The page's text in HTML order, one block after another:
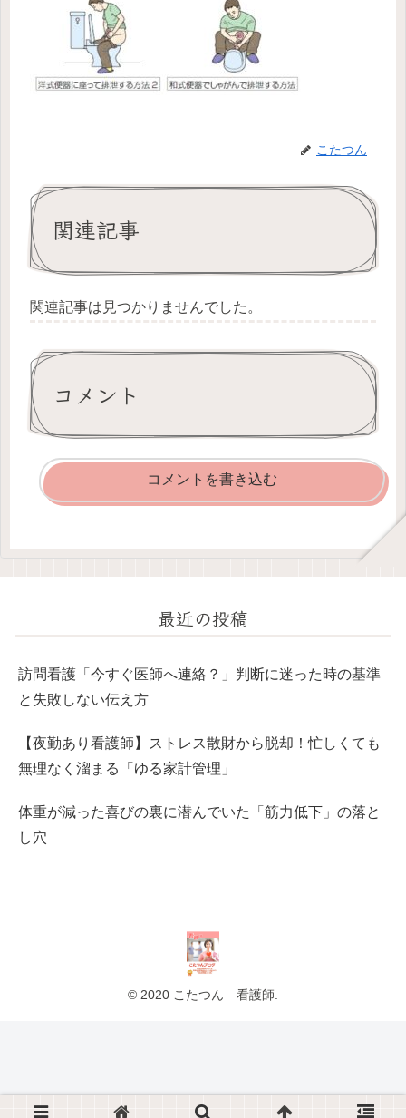
こたつん
関連記事
関連記事は見つかりませんでした。
コメント
コメントを書き込む
最近の投稿
訪問看護「今すぐ医師へ連絡？」判断に迷った時の基準
と失敗しない伝え方
【夜勤あり看護師】ストレス散財から脱却！忙しくても
無理なく溜まる「ゆる家計管理」
体重が減った喜びの裏に潜んでいた「筋力低下」の落と
し穴
© 2020 こたつん 看護師.